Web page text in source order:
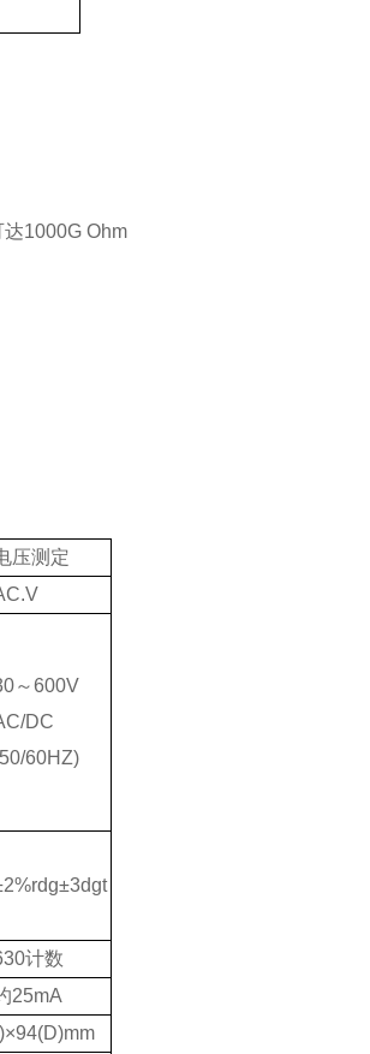
1000G Ohm
压测定
～600V
DC
60HZ)
计数
25mA